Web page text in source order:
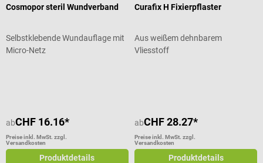
Cosmopor steril Wundverband
Selbstklebende Wundauflage mit
Micro-Netz
abCHF 16.16*
Preise inkl. MwSt. zzgl.
Versandkosten
Produktdetails
Curafix H Fixierpflaster
Aus weißem dehnbarem
Vliesstoff
abCHF 28.27*
Preise inkl. MwSt. zzgl.
Versandkosten
Produktdetails